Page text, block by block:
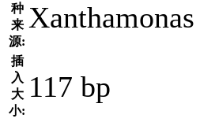
种
来
源:
插
入
大
小:
117 bp